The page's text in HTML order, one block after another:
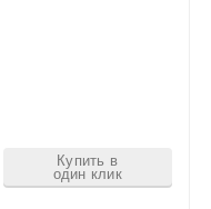
Купить в
один клик